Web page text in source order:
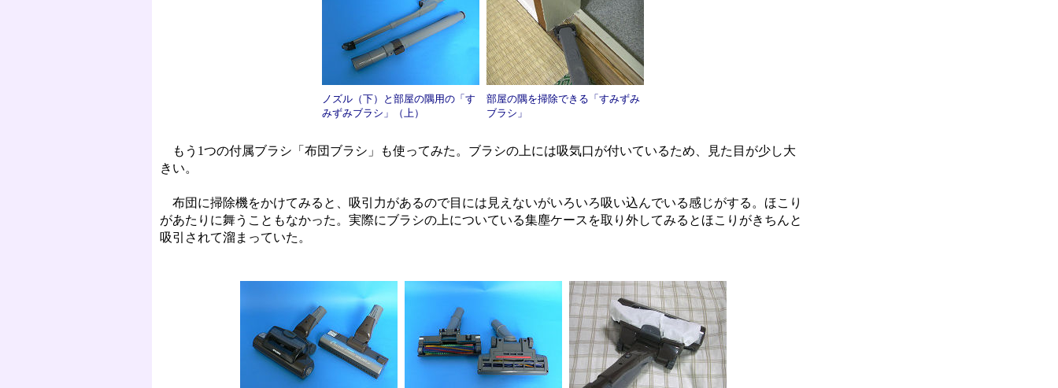
ノズル（下）と部屋の隅用の「す
みずみブラシ」（上）
部屋の隅を掃除できる「すみずみ
ブラシ」
もう1つの付属ブラシ「布団ブラシ」も使ってみた。ブラシの上には吸気口が付いているため、見た目が少し大
きい。
布団に掃除機をかけてみると、吸引力があるので目には見えないがいろいろ吸い込んでいる感じがする。ほこり
があたりに舞うこともなかった。実際にブラシの上についている集塵ケースを取り外してみるとほこりがきちんと
吸引されて溜まっていた。